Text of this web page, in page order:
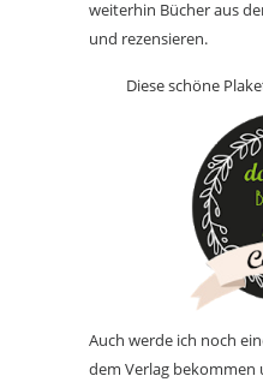
weiterhin Bücher aus
und rezensieren.
Diese schöne
Auch werde ich noch
dem Verlag bekommen